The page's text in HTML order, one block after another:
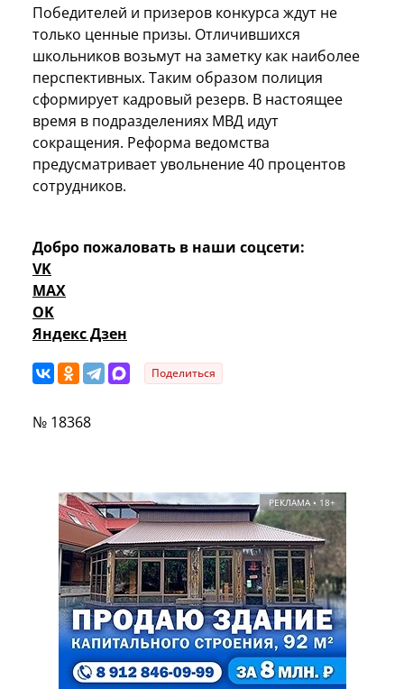
Победителей и призеров конкурса ждут не
только ценные призы. Отличившихся
школьников возьмут на заметку как наиболее
перспективных. Таким образом полиция
сформирует кадровый резерв. В настоящее
время в подразделениях МВД идут
сокращения. Реформа ведомства
предусматривает увольнение 40 процентов
сотрудников.
Добро пожаловать в наши соцсети:
VK
MAX
OK
Яндекс Дзен
Поделиться
№ 18368
РЕКЛАМА • 18+